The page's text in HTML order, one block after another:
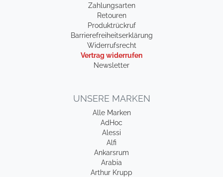
Zahlungsarten
Retouren
Produktrückruf
Barrierefreiheitserklärung
Widerrufsrecht
Vertrag widerrufen
Newsletter
UNSERE MARKEN
Alle Marken
AdHoc
Alessi
Alfi
Ankarsrum
Arabia
Arthur Krupp